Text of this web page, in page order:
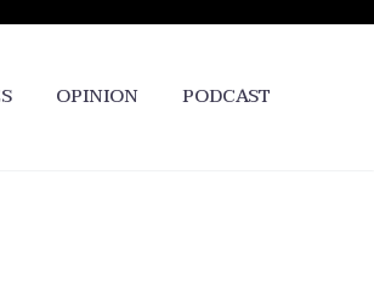
OPINION PODCAST